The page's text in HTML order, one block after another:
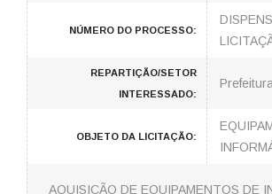
NÚMERO DO PROCESSO:
REPARTIÇÃO/SETOR
INTERESSADO:
OBJETO DA LICITAÇÃO:
AQUISIÇÃO DE EQUIPAMENTOS DE